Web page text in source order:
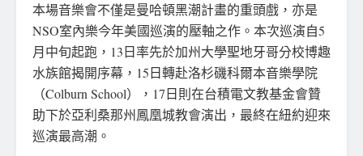
本場音樂會不僅是曼哈頓黑潮計畫的重頭戲，亦是
NSO室內樂今年美國巡演的壓軸之作。本次巡演自5
月中旬起跑，13日率先於加州大學聖地牙哥分校博趣
水族館揭開序幕，15日轉赴洛杉磯科爾本音樂學院
（Colburn School），17日則在台積電文教基金會贊
助下於亞利桑那州鳳凰城教會演出，最終在紐約迎來
巡演最高潮。